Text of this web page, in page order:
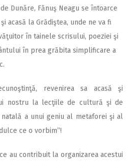
Dunăre, Fănuş Neagu se întoarce
acasă la Grădiştea, unde ne va fi
în tainele scrisului, poeziei şi
în prea grăbita simplificare a
revenirea sa acasă şi
nostru la lecţiile de cultură şi de
a unui geniu al metaforei şi al
ce o vorbim”!
au contribuit la organizarea acestui